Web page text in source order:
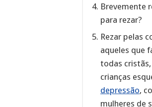
Brevemente
para rezar?
Rezar pelas
aqueles que
todas
crianças
depressão,
mulheres de